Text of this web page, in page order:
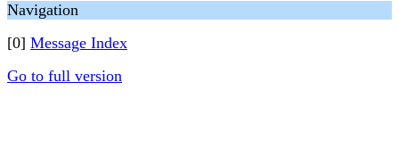
Navigation
[0] Message Index
Go to full version